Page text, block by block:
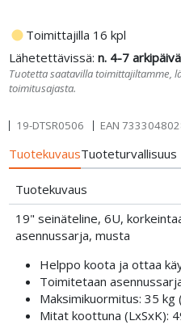
fiber_manual_record Toimittajilla 16 kpl
Lähetettävissä:n. 4-7
Tuotetta saatavilla toimittajiltamme,
toimitusajasta.
19-DTSR0506 EAN
TuotekuvausTuoteturvallisuus
Tuotekuvaus
19" seinäteline, 6U,
asennussarja, musta
Helppo koota ja ottaa
Toimitetaan
Maksimikuormitus: 35 kg
Mitat koottuna (LxSxK):